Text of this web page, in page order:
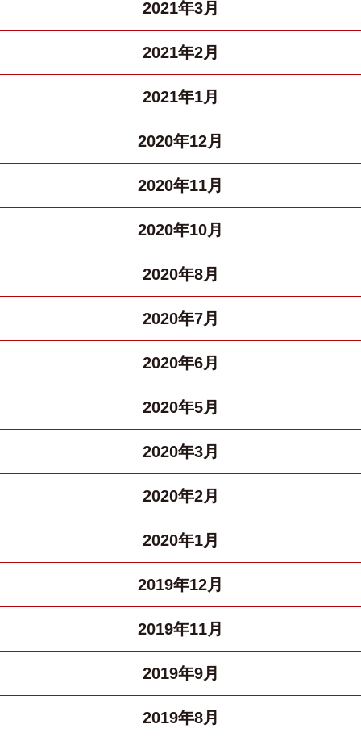
2021年3月
2021年2月
2021年1月
2020年12月
2020年11月
2020年10月
2020年8月
2020年7月
2020年6月
2020年5月
2020年3月
2020年2月
2020年1月
2019年12月
2019年11月
2019年9月
2019年8月